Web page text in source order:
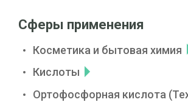
Сферы применения
Косметика и бытовая химия
Кислоты
Ортофосфорная кислота